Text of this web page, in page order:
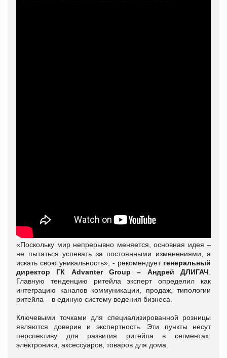
«Поскольку мир непрерывно меняется, основная идея –
не пытаться успевать за постоянными изменениями, а
искать свою уникальность», - рекомендует генеральный
директор ГК Advanter Group – Андрей ДЛИГАЧ
Главную тенденцию ритейла эксперт определил как
интеграцию каналов коммуникации, продаж, типологии
ритейла – в единую систему ведения бизнеса.
Ключевыми точками для специализированной розницы
являются доверие и экспертность. Эти пункты несут
перспективу для развития ритейла в сегментах:
электроники, аксессуаров, товаров для дома.